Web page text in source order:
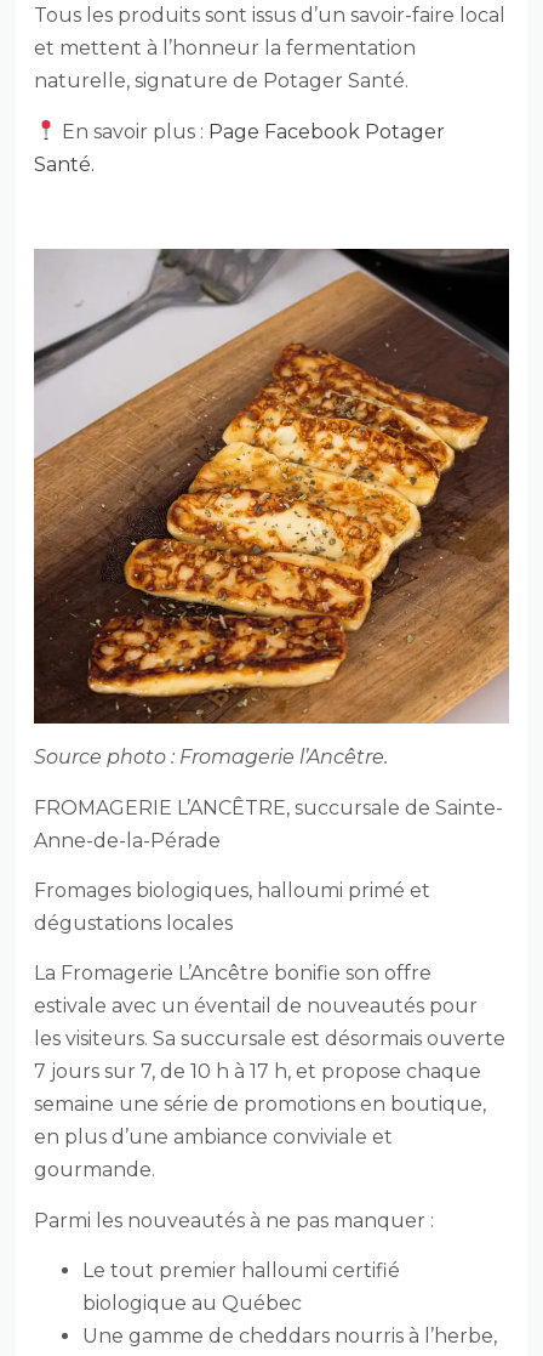
Tous les produits sont issus d’un savoir-faire local
et mettent à l’honneur la fermentation
naturelle, signature de Potager Santé.
En savoir plus : Page Facebook Potager
Santé.
Source photo : Fromagerie l’Ancêtre.
FROMAGERIE L’ANCÊTRE, succursale de Sainte-
Anne-de-la-Pérade
Fromages biologiques, halloumi primé et
dégustations locales
La Fromagerie L’Ancêtre bonifie son offre
estivale avec un éventail de nouveautés pour
les visiteurs. Sa succursale est désormais ouverte
7 jours sur 7, de 10 h à 17 h, et propose chaque
semaine une série de promotions en boutique,
en plus d’une ambiance conviviale et
gourmande.
Parmi les nouveautés à ne pas manquer :
Le tout premier halloumi certifié
biologique au Québec
Une gamme de cheddars nourris à l’herbe,